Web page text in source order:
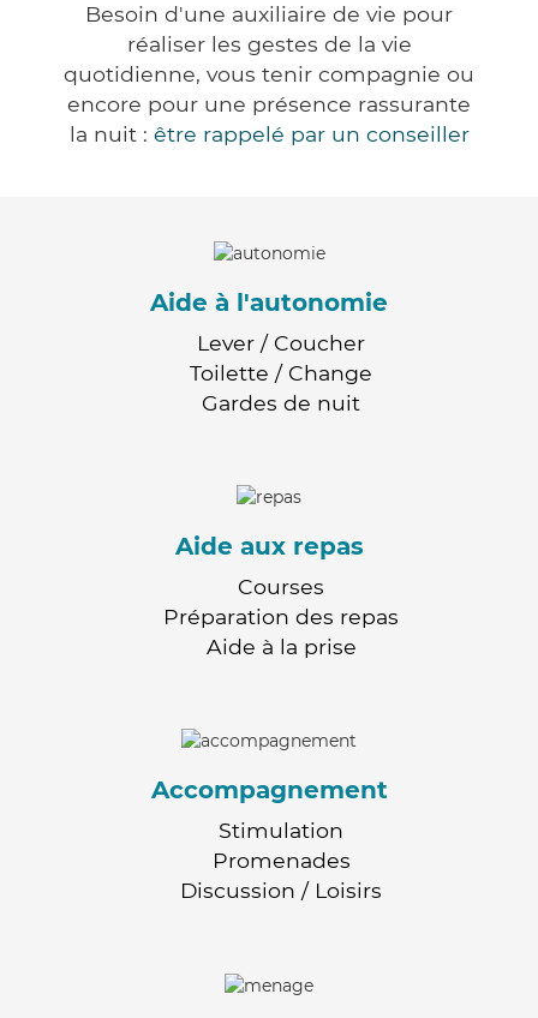
Besoin d'une auxiliaire de vie pour
réaliser les gestes de la vie
quotidienne, vous tenir compagnie ou
encore pour une présence rassurante
la nuit : être rappelé par un conseiller
Aide à l'autonomie
Lever / Coucher
Toilette / Change
Gardes de nuit
Aide aux repas
Courses
Préparation des repas
Aide à la prise
Accompagnement
Stimulation
Promenades
Discussion / Loisirs